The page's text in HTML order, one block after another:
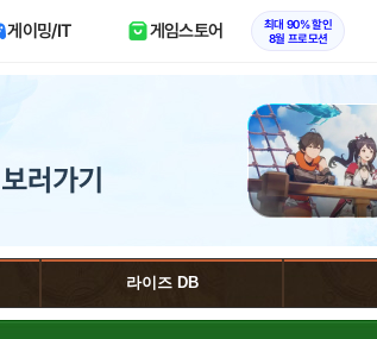
게이밍/IT 게임스토어
최대 90% 할인
8월 프로모션
라이즈 DB